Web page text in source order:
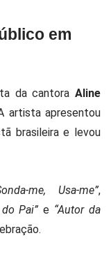
em
da cantora Aline
artista apresentou
brasileira e levou
me, Usa-me”,
do Pai” e “Autor da